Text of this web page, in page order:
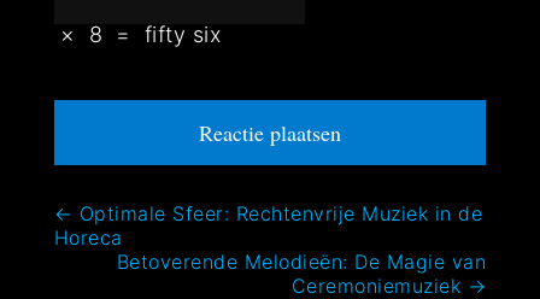
× 8 = fifty six
Bericht
navigatie
← Optimale Sfeer: Rechtenvrije Muziek in de
Horeca
Betoverende Melodieën: De Magie van
Ceremoniemuziek →